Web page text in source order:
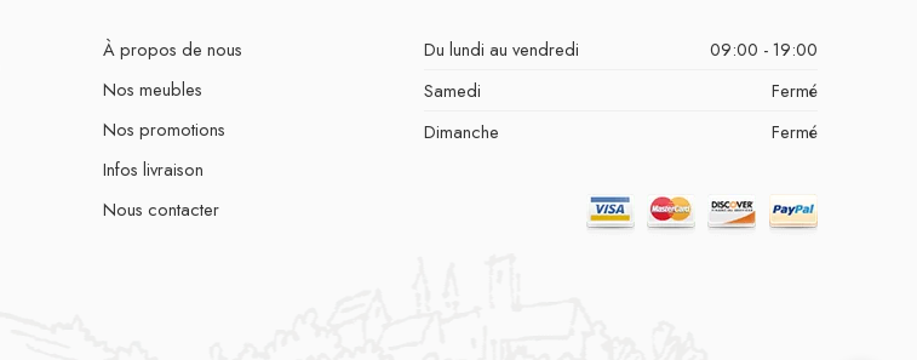
À propos de nous
Nos meubles
Nos promotions
Infos livraison
Nous contacter
Du lundi au vendredi
09:00 - 19:00
Samedi
Fermé
Dimanche
Fermé